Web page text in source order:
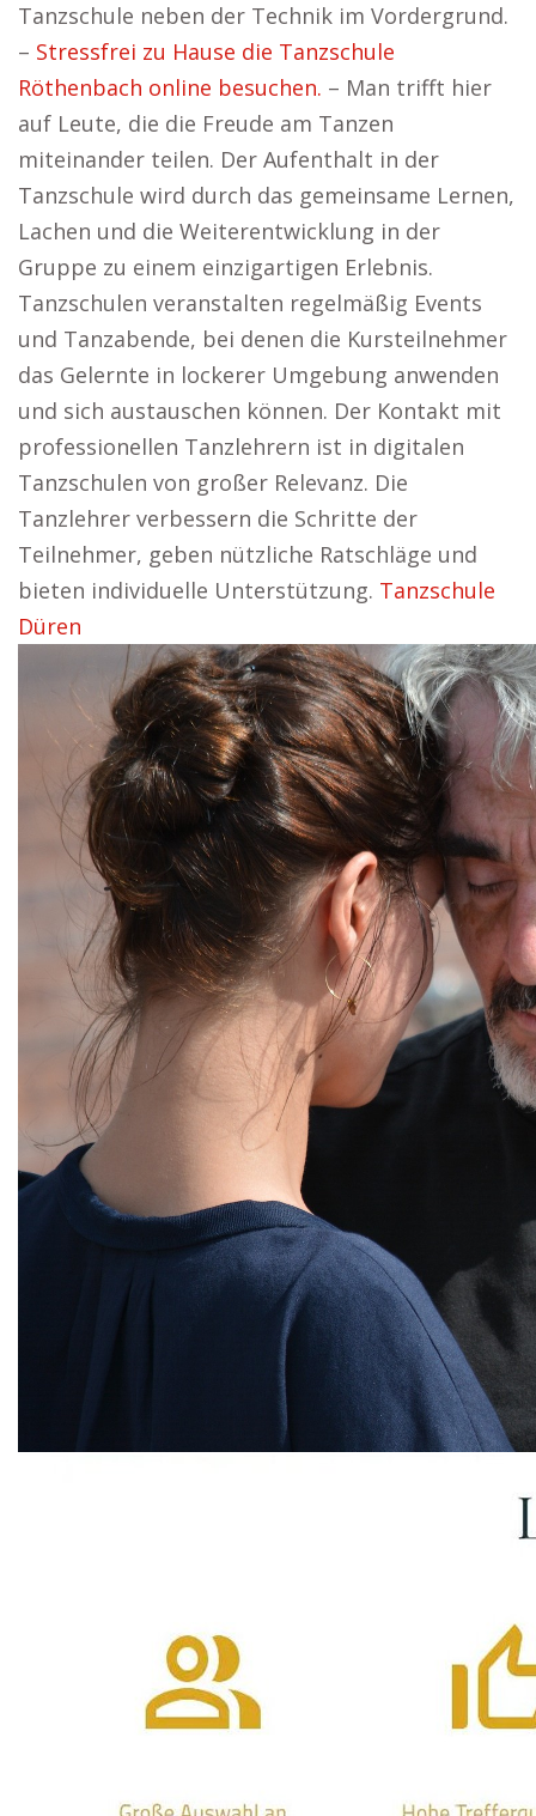
Tanzschule neben der Technik im Vordergrund.
– Stressfrei zu Hause die Tanzschule
Röthenbach online besuchen. – Man trifft hier
auf Leute, die die Freude am Tanzen
miteinander teilen. Der Aufenthalt in der
Tanzschule wird durch das gemeinsame Lernen,
Lachen und die Weiterentwicklung in der
Gruppe zu einem einzigartigen Erlebnis.
Tanzschulen veranstalten regelmäßig Events
und Tanzabende, bei denen die Kursteilnehmer
das Gelernte in lockerer Umgebung anwenden
und sich austauschen können. Der Kontakt mit
professionellen Tanzlehrern ist in digitalen
Tanzschulen von großer Relevanz. Die
Tanzlehrer verbessern die Schritte der
Teilnehmer, geben nützliche Ratschläge und
bieten individuelle Unterstützung. Tanzschule
Düren